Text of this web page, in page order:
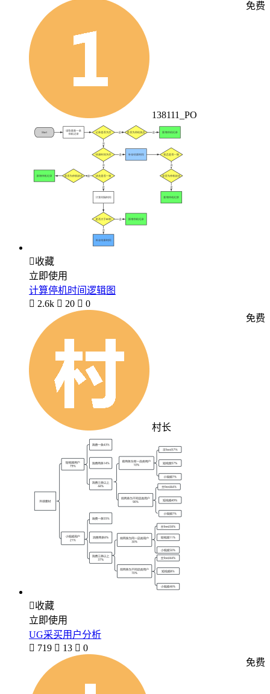
138111_PO
免费
收藏
立即使用
计算停机时间逻辑图
 2.6k  20  0
村长
免费
收藏
立即使用
UG采买用户分析
 719  13  0
免费